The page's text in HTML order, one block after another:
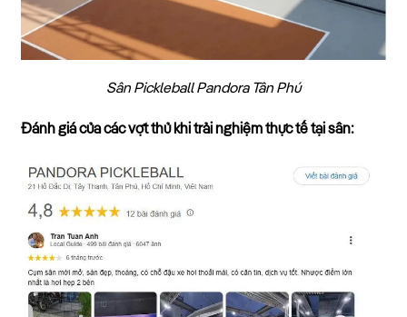
Sân Pickleball Pandora Tân Phú
Đánh giá của các vợt thủ khi trải nghiệm thực tế tại sân: